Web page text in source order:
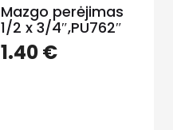
Mazgo perėjimas
1/2 x 3/4″,PU762″
1.40€